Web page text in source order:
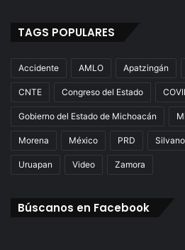
TAGS POPULARES
Accidente AMLO Apatzingán
CNTE Congreso del Estado
Gobierno del Estado de Michoacán
Morena México PRD
Uruapan Video Zamora
Búscanos en Facebook